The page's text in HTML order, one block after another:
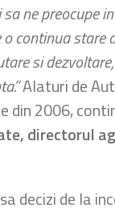
ne preocupe
continua stare
si
Alaturi de
2006,
directorul
decizi de la